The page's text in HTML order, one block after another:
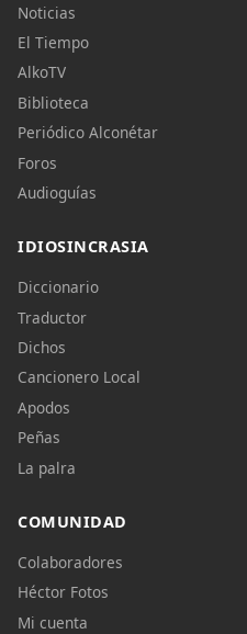
Noticias
El Tiempo
AlkoTV
Biblioteca
Periódico Alconétar
Foros
Audioguías
IDIOSINCRASIA
Diccionario
Traductor
Dichos
Cancionero Local
Apodos
Peñas
La palra
COMUNIDAD
Colaboradores
Héctor Fotos
Mi cuenta